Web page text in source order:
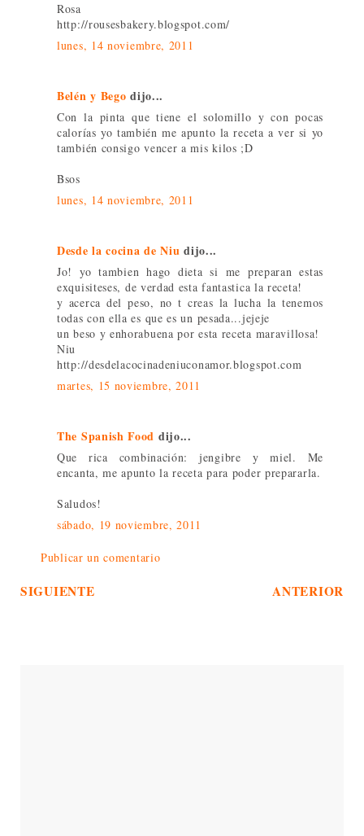
Rosa
http://rousesbakery.blogspot.com/
lunes, 14 noviembre, 2011
Belén y Bego dijo...
Con la pinta que tiene el solomillo y con pocas
calorías yo también me apunto la receta a ver si yo
también consigo vencer a mis kilos ;D
Bsos
lunes, 14 noviembre, 2011
Desde la cocina de Niu dijo...
Jo! yo tambien hago dieta si me preparan estas
exquisiteses, de verdad esta fantastica la receta!
y acerca del peso, no t creas la lucha la tenemos
todas con ella es que es un pesada...jejeje
un beso y enhorabuena por esta receta maravillosa!
Niu
http://desdelacocinadeniuconamor.blogspot.com
martes, 15 noviembre, 2011
The Spanish Food dijo...
Que rica combinación: jengibre y miel. Me
encanta, me apunto la receta para poder prepararla.
Saludos!
sábado, 19 noviembre, 2011
Publicar un comentario
SIGUIENTE ANTERIOR